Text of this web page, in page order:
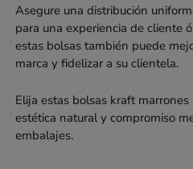
Asegure una distribución
para una experiencia de cliente
estas bolsas también puede
marca y fidelizar a su clientela.
Elija estas bolsas kraft
estética natural y compromiso
embalajes.